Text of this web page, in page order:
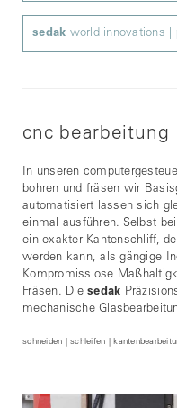
sedak world innovations |
cnc bearbeitung
In unseren
bohren und fräsen wir
automatisiert lassen sich
einmal ausführen. Selbst
ein exakter Kantenschliff,
werden kann, als gängige
Kompromisslose
Fräsen. Diesedak
mechanische
schneiden | schleifen |